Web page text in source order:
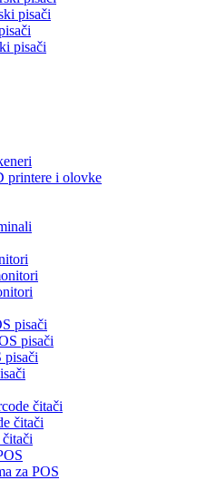
pisači
pisači
printere i olovke
pisači
pisači
pisači
čitači
čitači
za POS